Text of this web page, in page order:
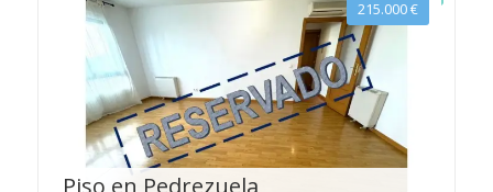
Piso en Pedrezuela
215.000€